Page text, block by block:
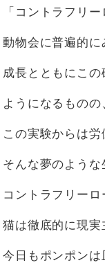
「コントラフリ
動物会に普遍的に
成長とともにこ
ようになるもの
この実験からは
そんな夢のよう
コントラフリー
猫は徹底的に現実
今日もポンポンは